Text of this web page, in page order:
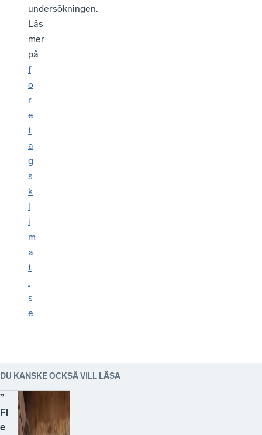
undersökningen.
Läs
mer
på
f
o
r
e
t
a
g
s
k
l
i
m
a
t
.
s
e
DU KANSKE OCKSÅ VILL LÄSA
”
Fl
e